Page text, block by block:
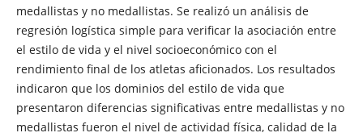
medallistas y no medallistas. Se realizó un análisis de
regresión logística simple para verificar la asociación entre
el estilo de vida y el nivel socioeconómico con el
rendimiento final de los atletas aficionados. Los resultados
indicaron que los dominios del estilo de vida que
presentaron diferencias significativas entre medallistas y no
medallistas fueron el nivel de actividad física, calidad de la